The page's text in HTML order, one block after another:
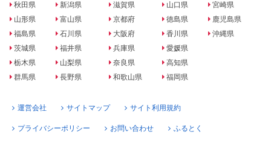
秋田県
山形県
福島県
茨城県
栃木県
群馬県
新潟県
富山県
石川県
福井県
山梨県
長野県
滋賀県
京都府
大阪府
兵庫県
奈良県
和歌山県
山口県
徳島県
香川県
愛媛県
高知県
福岡県
宮崎県
鹿児島県
沖縄県
運営会社 サイトマップ サイト利用規約
プライバシーポリシー お問い合わせ ふるとく